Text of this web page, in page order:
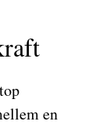
en